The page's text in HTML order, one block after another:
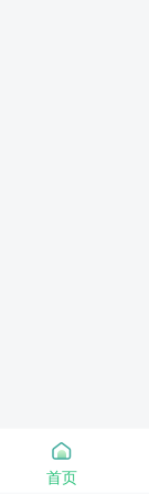
首页